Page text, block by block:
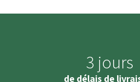
3 jours
de délais de